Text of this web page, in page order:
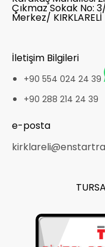
Çıkmaz Sokak No:
Merkez/ KIRKLARELİ
İletişim Bilgileri
+90 554 024 24 39
+90 288 214 24 39
e-posta